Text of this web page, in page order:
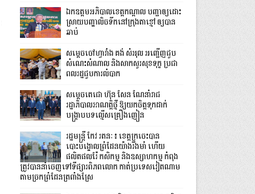
ឯកឧត្តមអភិបាលខេត្តកណ្ដាល បញ្ជាឲ្យដោះ
ស្រាយបញ្ហាលិចទឹកនៅក្រុងតាខ្មៅ ឲ្យបាន
ឆាប់
សម្តេចចៅហ្វាវាំង គង់ សំអុល អញ្ជើញជួប
សំណេះសំណាល និងសាកសួរសុខទុក្ខ ប្រជា
ពលរដ្ឋជួបការលំបាក
សម្តេចតេជោ ហ៊ុន សែន ណែនាំរាជ
រដ្ឋាភិបាលអាណត្តិថ្មី ឱ្យយកចិត្តទុកដាក់
បង្ក្រាបបទល្មើសគ្រឿងញៀន
រដ្ឋមន្ត្រី កែវ រតនៈ៖ ខេត្តក្រចេះបាន
បោះបង្គោលព្រំដែនយ៉ាងរឹងមាំ ហើយ
ផលិតផលរ៉ែ កសិកម្ម និងឧស្សាហកម្ម កំពុង
ត្រូវបាននាំចេញទៅទីផ្សារពិភពលោក កាត់ប្រទេសវៀតណាម
តាមច្រកព្រំដែនត្រពាំងស្រែ